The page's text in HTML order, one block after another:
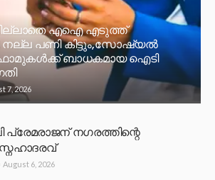
എഐ എടുത്ത്
നല്ല പണി കിട്ടും,സോഷ്യല്‍
ബാധകമായ ഐടി
7, 2026
പ്രേമരാജന് നഗരത്തിന്റെ
August 6, 2026